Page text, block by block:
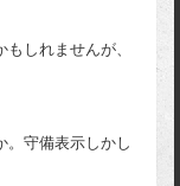
しれませんが、
。守備表示しかし